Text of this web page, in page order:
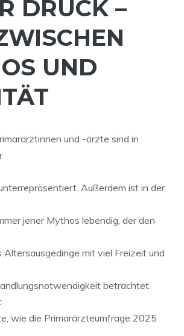
DRUCK –
UND
und -ärzte sind in
Außerdem ist in der
jener Mythos lebendig, der den
Altersausgedinge mit viel Freizeit und
betrachtet.
wie die Primarärzteumfrage 2025